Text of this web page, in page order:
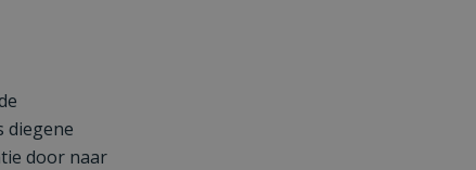
diegene
door naar